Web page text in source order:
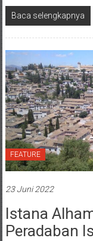
Baca selengkapnya
FEATURE
23 Juni 2022
Istana
Peradaban